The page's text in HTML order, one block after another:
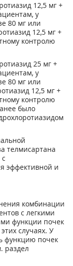
12,5 мг +
у
80 мг или
12,5 мг +
контролю
25 мг +
у
80 мг или
12,5 мг +
контролю
было
телмисартана
эффективной и
комбинации
с легкими
функции почек
случаях. У
функцию почек
раздел